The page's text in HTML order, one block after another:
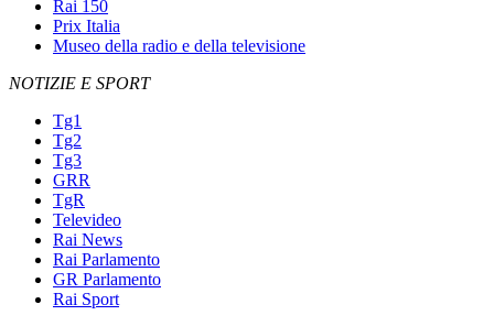
Rai 150
Prix Italia
Museo della radio e della televisione
NOTIZIE E SPORT
Tg1
Tg2
Tg3
GRR
TgR
Televideo
Rai News
Rai Parlamento
GR Parlamento
Rai Sport